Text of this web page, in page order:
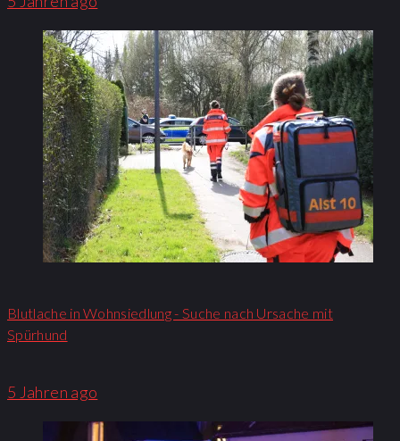
Blutlache in Wohnsiedlung - Suche nach Ursache mit
Spürhund
5 Jahren ago